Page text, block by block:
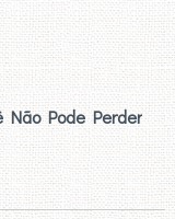
Não Pode Perder